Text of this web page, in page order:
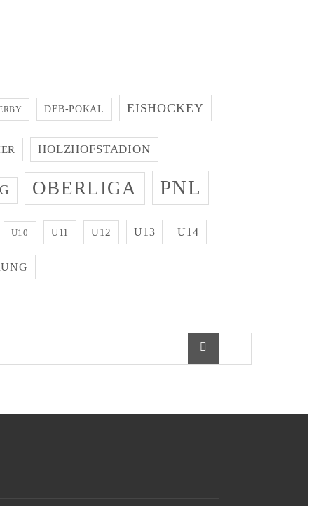
DFB-POKAL EISHOCKEY
HOLZHOFSTADION
OBERLIGA PNL
U10 U11 U12 U13 U14